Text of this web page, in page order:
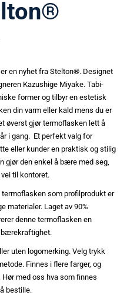
en nyhet fra Stelton®. Designet
Kazushige Miyake. Tabi-
former og tilbyr en estetisk
din varm eller kald mens du er
øverst gjør termoflasken lett å
i gang. Et perfekt valg for
eller kunder en praktisk og stilig
gjør den enkel å bære med seg,
til kontoret.
termoflasken som profilprodukt er
materialer. Laget av 90%
denne termoflasken en
uten logomerking. Velg trykk
Finnes i flere farger, og
med oss hva som finnes
bestille.